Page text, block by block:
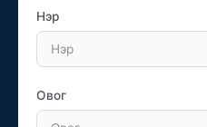
Нэр
Овог